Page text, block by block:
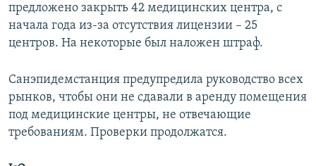
предложено закрыть 42 медицинских центра, с
начала года из-за отсутствия лицензии – 25
центров. На некоторые был наложен штраф.
Санэпидемстанция предупредила руководство всех
рынков, чтобы они не сдавали в аренду помещения
под медицинские центры, не отвечающие
требованиям. Проверки продолжатся.